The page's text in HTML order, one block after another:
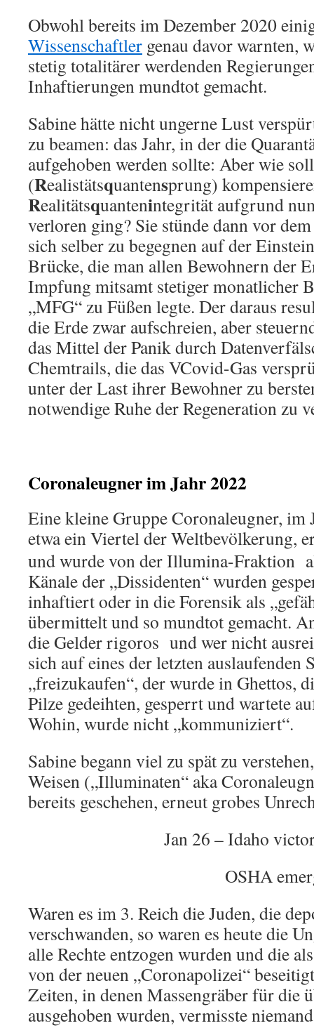
Obwohl bereits im Dezember 2020
Wissenschaftler genau davor warnten,
stetig totalitärer werdenden
Inhaftierungen mundtot gemacht.
Sabine hätte nicht ungerne Lust
zu beamen: das Jahr, in der die
aufgehoben werden sollte: Aber wie
(Realistätsquantensprung)
Realitätsquantenintegrität aufgrund
verloren ging? Sie stünde dann vor
sich selber zu begegnen auf der
Brücke, die man allen Bewohnern der
Impfung mitsamt stetiger monatlicher
„MFG“ zu Füßen legte. Der daraus
die Erde zwar aufschreien, aber
das Mittel der Panik durch
Chemtrails, die das VCovid-Gas
unter der Last ihrer Bewohner zu
notwendige Ruhe der Regeneration zu
Coronaleugner im Jahr 2022
Eine kleine Gruppe Coronaleugner, im
etwa ein Viertel der Weltbevölkerung,
und wurde von der Illumina-Fraktion
Känale der „Dissidenten“ wurden
inhaftiert oder in die Forensik als
übermittelt und so mundtot gemacht.
die Gelder rigoros und wer nicht
sich auf eines der letzten auslaufenden
„freizukaufen“, der wurde in Ghettos,
Pilze gedeihten, gesperrt und wartete
Wohin, wurde nicht „kommuniziert“.
Sabine begann viel zu spät zu
Weisen („Illuminaten“ aka
bereits geschehen, erneut grobes
Jan 26 – Idaho
OSHA
Waren es im 3. Reich die Juden, die
verschwanden, so waren es heute die
alle Rechte entzogen wurden und die
von der neuen „Coronapolizei“
Zeiten, in denen Massengräber für die
ausgehoben wurden, vermisste